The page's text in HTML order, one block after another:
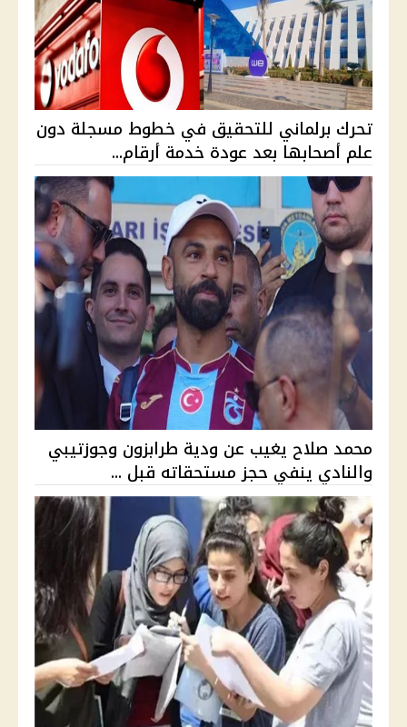
تحرك برلماني للتحقيق في خطوط مسجلة دون
علم أصحابها بعد عودة خدمة أرقام...
محمد صلاح يغيب عن ودية طرابزون وجوزتيبي
والنادي ينفي حجز مستحقاته قبل ...